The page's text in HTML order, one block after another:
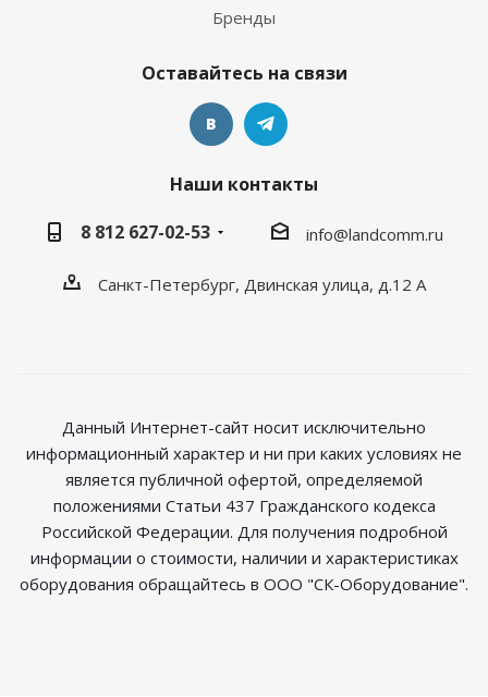
Бренды
Оставайтесь на связи
Наши контакты
8 812 627-02-53
info@landcomm.ru
Санкт-Петербург, Двинская улица, д.12 А
Данный Интернет-сайт носит исключительно
информационный характер и ни при каких условиях не
является публичной офертой, определяемой
положениями Статьи 437 Гражданского кодекса
Российской Федерации. Для получения подробной
информации о стоимости, наличии и характеристиках
оборудования обращайтесь в ООО "СК-Оборудование".